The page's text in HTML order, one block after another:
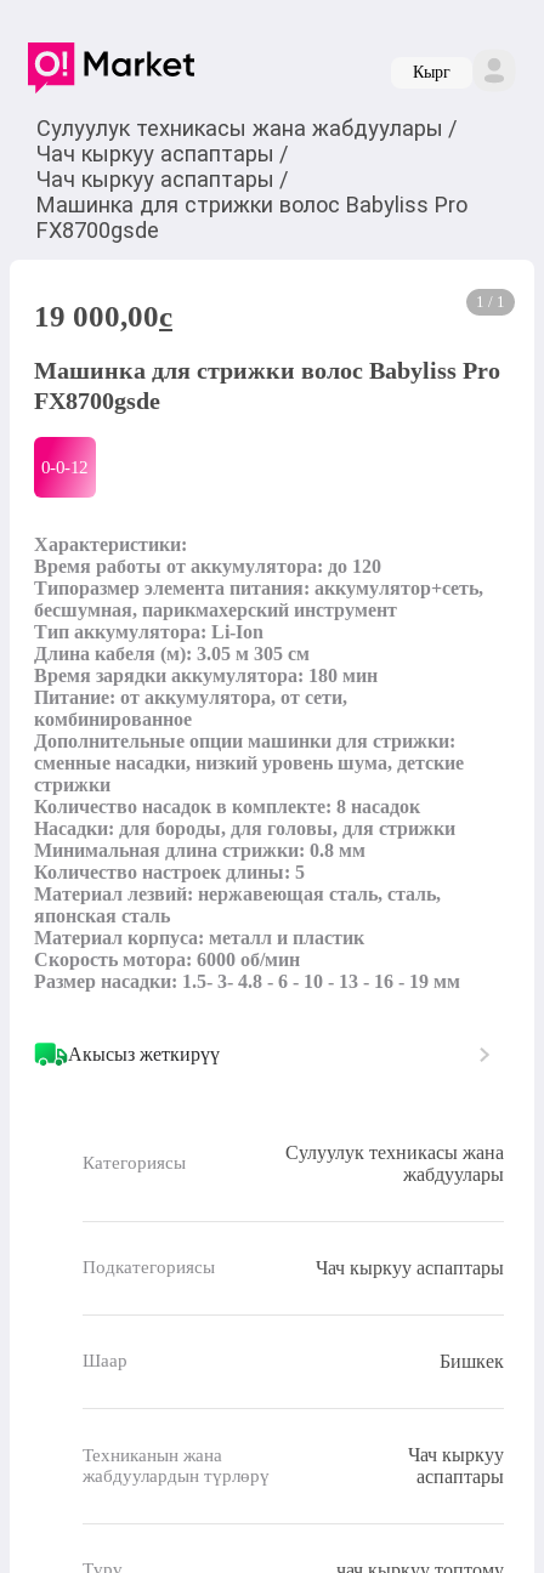
Кырг
Сулуулук техникасы жана жабдуулары /
Чач кыркуу аспаптары /
Чач кыркуу аспаптары /
Машинка для стрижки волос Babyliss Pro
FX8700gsde
1 / 1
19 000,00c
Машинка для стрижки волос Babyliss Pro
FX8700gsde
0-0-12
Характеристики:
Время работы от аккумулятора: до 120
Типоразмер элемента питания: аккумулятор+сеть,
бесшумная, парикмахерский инструмент
Тип аккумулятора: Li-Ion
Длина кабеля (м): 3.05 м 305 см
Время зарядки аккумулятора: 180 мин
Питание: от аккумулятора, от сети,
комбинированное
Дополнительные опции машинки для стрижки:
сменные насадки, низкий уровень шума, детские
стрижки
Количество насадок в комплекте: 8 насадок
Насадки: для бороды, для головы, для стрижки
Минимальная длина стрижки: 0.8 мм
Количество настроек длины: 5
Материал лезвий: нержавеющая сталь, сталь,
японская сталь
Материал корпуса: металл и пластик
Скорость мотора: 6000 об/мин
Акысыз жеткирүү
Категориясы
Сулуулук техникасы жана
жабдуулары
Подкатегориясы Чач кыркуу аспаптары
Шаар Бишкек
Техниканын жана
жабдуулардын түрлөрү
Чач кыркуу
аспаптары